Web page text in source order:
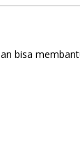
bisa